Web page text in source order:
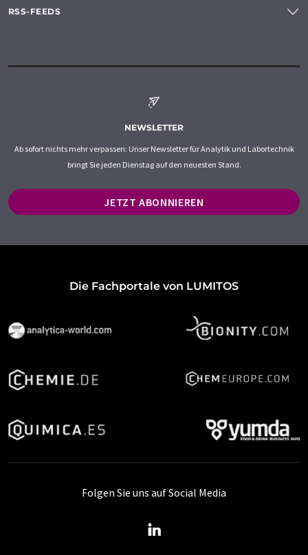
RSS-FEEDS
NEWSLETTER
Ab sofort nichts mehr verpassen: Unser Newsletter für Analytik und Labortechnik
bringt Sie jeden Dienstag auf den neuesten Stand.
JETZT ABONNIEREN
Die Fachportale von LUMITOS
Folgen Sie uns auf Social Media